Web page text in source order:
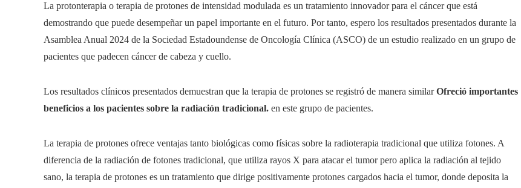
La protonterapia o terapia de protones de intensidad modulada es un tratamiento innovador para el cáncer que está
demostrando que puede desempeñar un papel importante en el futuro. Por tanto, espero los resultados presentados durante la
Asamblea Anual 2024 de la Sociedad Estadoundense de Oncología Clínica (ASCO) de un estudio realizado en un grupo de
pacientes que padecen cáncer de cabeza y cuello.
Los resultados clínicos presentados demuestran que la terapia de protones se registró de manera similarOfreció importantes
beneficios a los pacientes sobre la radiación tradicional. en este grupo de pacientes.
La terapia de protones ofrece ventajas tanto biológicas como físicas sobre la radioterapia tradicional que utiliza fotones. A
diferencia de la radiación de fotones tradicional, que utiliza rayos X para atacar el tumor pero aplica la radiación al tejido
sano, la terapia de protones es un tratamiento que dirige positivamente protones cargados hacia el tumor, donde deposita la